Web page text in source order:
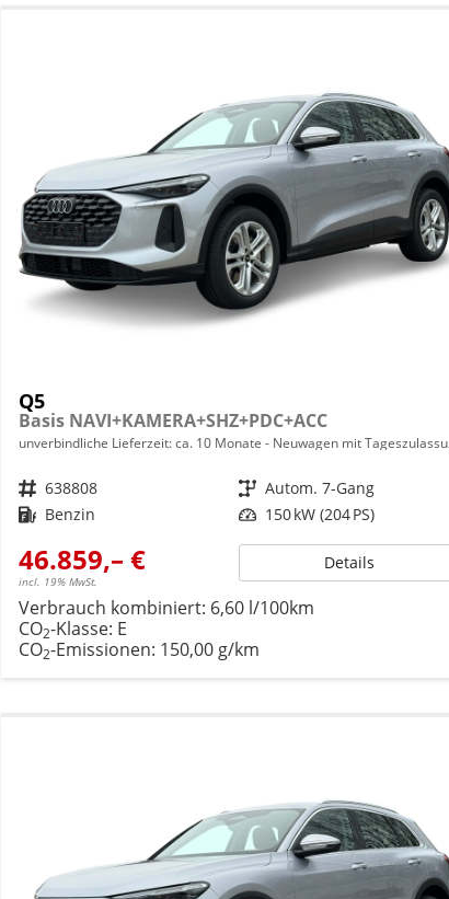
Q5
Basis NAVI+KAMERA+SHZ+PDC+ACC
unverbindliche Lieferzeit: ca. 10 Monate Neuwagen mit Tageszulassung
Fahrzeugnr. 638808 Getriebe Autom. 7-Gang
Kraftstoff Benzin Leistung 150 kW (204 PS)
46.859,– €
incl. 19% MwSt.
Details
Verbrauch kombiniert: 6,60 l/100km
CO2-Klasse: E
CO2-Emissionen: 150,00 g/km